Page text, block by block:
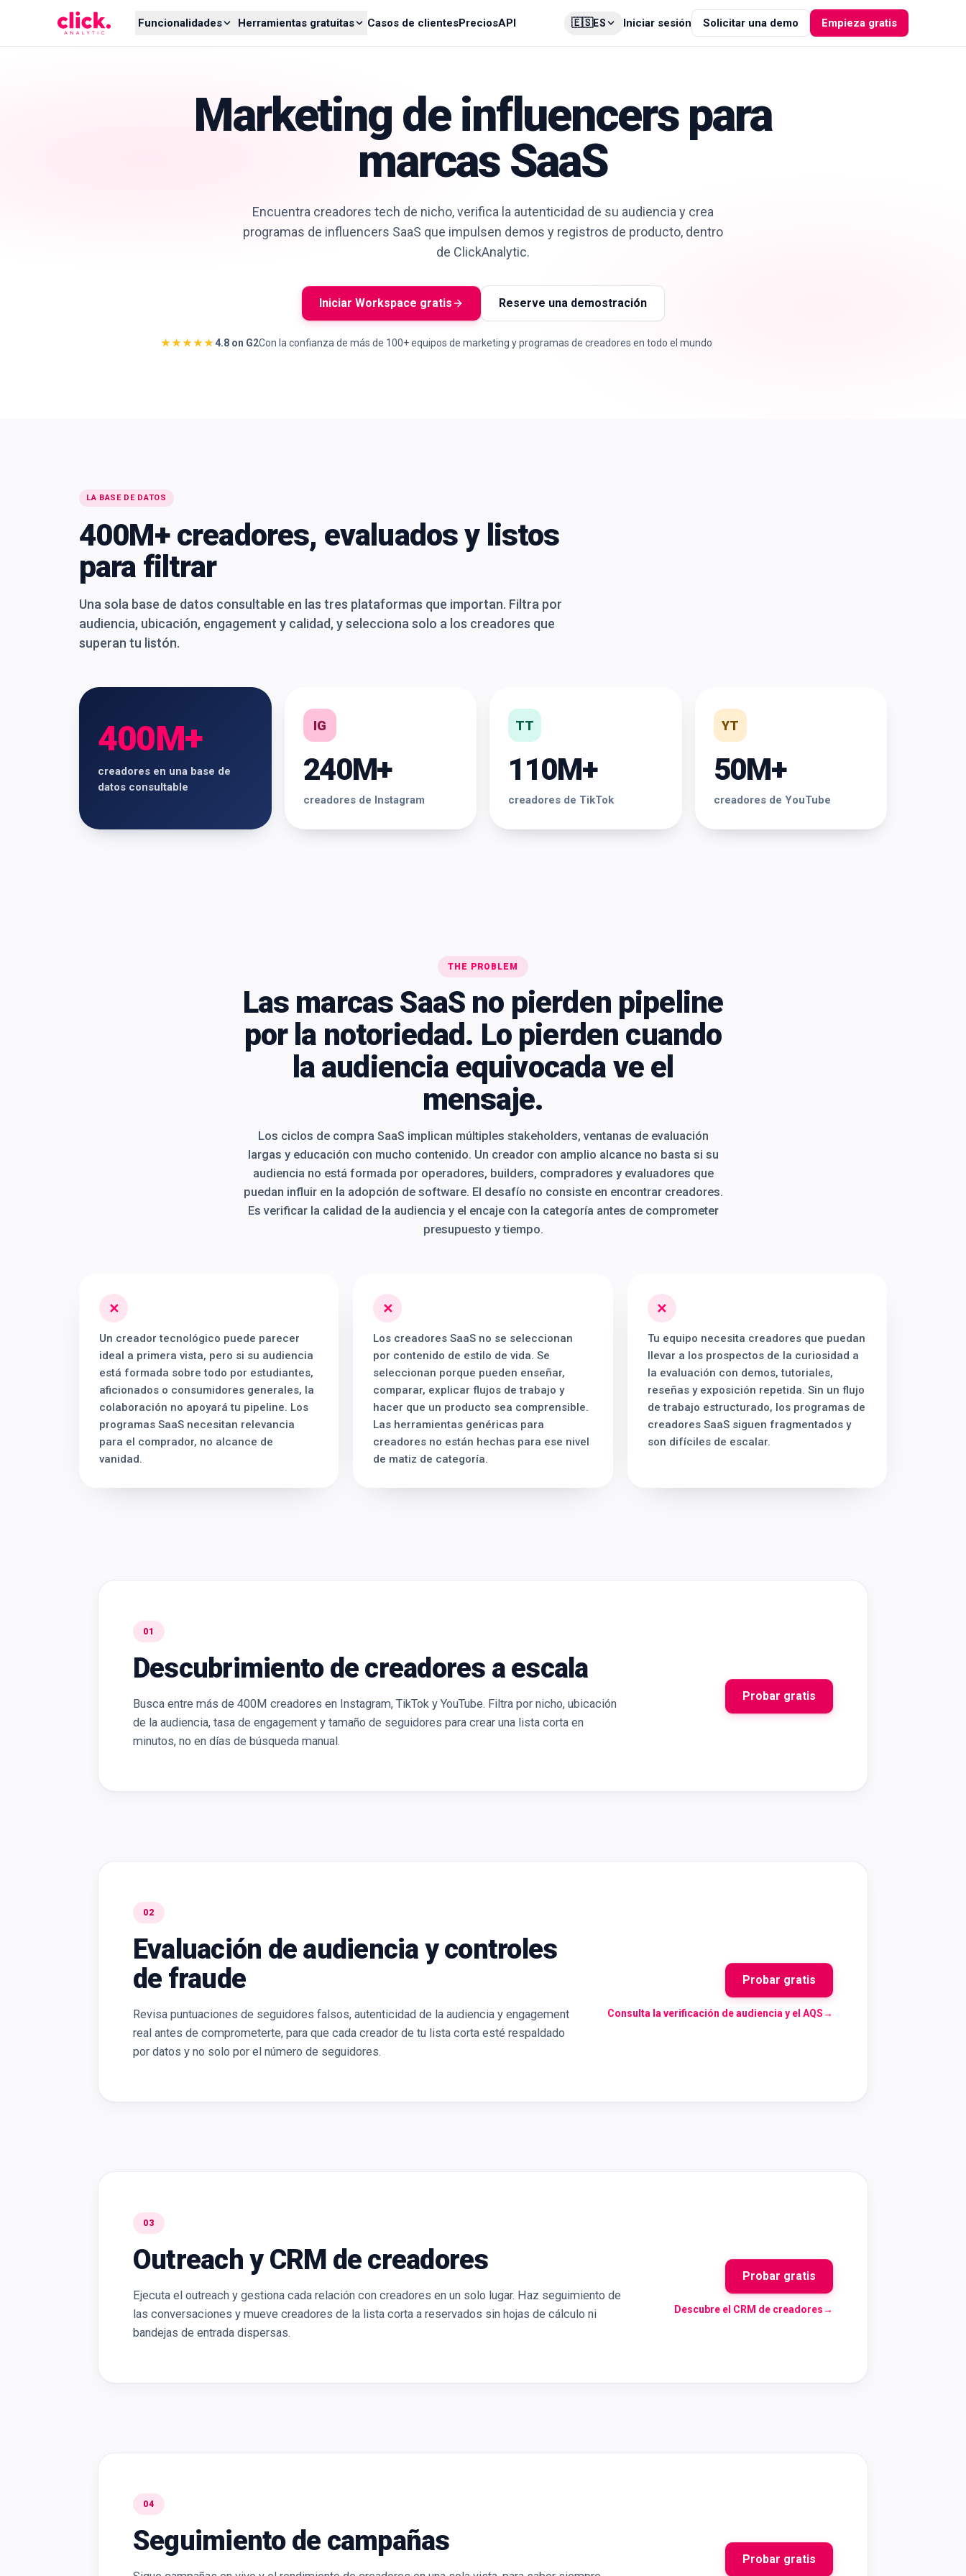
Funcionalidades Herramientas gratuitas Casos de clientesPreciosAPI 🇪🇸ES Iniciar sesión Solicitar una demo Empieza gratis
Marketing de influencers para
marcas SaaS
Encuentra creadores tech de nicho, verifica la autenticidad de su audiencia y crea
programas de influencers SaaS que impulsen demos y registros de producto, dentro
de ClickAnalytic.
Iniciar Workspace gratis Reserve una demostración
★★★★★4.8 on G2Con la confianza de más de 100+ equipos de marketing y programas de creadores en todo el mundo
LA BASE DE DATOS
400M+ creadores, evaluados y listos
para filtrar
Una sola base de datos consultable en las tres plataformas que importan. Filtra por
audiencia, ubicación, engagement y calidad, y selecciona solo a los creadores que
superan tu listón.
400M+
creadores en una base de
datos consultable
IG
240M+
creadores de Instagram
TT
110M+
creadores de TikTok
YT
50M+
creadores de YouTube
THE PROBLEM
Las marcas SaaS no pierden pipeline
por la notoriedad. Lo pierden cuando
la audiencia equivocada ve el
mensaje.
Los ciclos de compra SaaS implican múltiples stakeholders, ventanas de evaluación
largas y educación con mucho contenido. Un creador con amplio alcance no basta si su
audiencia no está formada por operadores, builders, compradores y evaluadores que
puedan influir en la adopción de software. El desafío no consiste en encontrar creadores.
Es verificar la calidad de la audiencia y el encaje con la categoría antes de comprometer
presupuesto y tiempo.
✕
Un creador tecnológico puede parecer
ideal a primera vista, pero si su audiencia
está formada sobre todo por estudiantes,
aficionados o consumidores generales, la
colaboración no apoyará tu pipeline. Los
programas SaaS necesitan relevancia
para el comprador, no alcance de
vanidad.
✕
Los creadores SaaS no se seleccionan
por contenido de estilo de vida. Se
seleccionan porque pueden enseñar,
comparar, explicar flujos de trabajo y
hacer que un producto sea comprensible.
Las herramientas genéricas para
creadores no están hechas para ese nivel
de matiz de categoría.
✕
Tu equipo necesita creadores que puedan
llevar a los prospectos de la curiosidad a
la evaluación con demos, tutoriales,
reseñas y exposición repetida. Sin un flujo
de trabajo estructurado, los programas de
creadores SaaS siguen fragmentados y
son difíciles de escalar.
01
Descubrimiento de creadores a escala
Busca entre más de 400M creadores en Instagram, TikTok y YouTube. Filtra por nicho, ubicación
de la audiencia, tasa de engagement y tamaño de seguidores para crear una lista corta en
minutos, no en días de búsqueda manual.
Probar gratis
02
Evaluación de audiencia y controles
de fraude
Revisa puntuaciones de seguidores falsos, autenticidad de la audiencia y engagement
real antes de comprometerte, para que cada creador de tu lista corta esté respaldado
por datos y no solo por el número de seguidores.
Probar gratis
Consulta la verificación de audiencia y el AQS→
03
Outreach y CRM de creadores
Ejecuta el outreach y gestiona cada relación con creadores en un solo lugar. Haz seguimiento de
las conversaciones y mueve creadores de la lista corta a reservados sin hojas de cálculo ni
bandejas de entrada dispersas.
Probar gratis
Descubre el CRM de creadores→
04
Seguimiento de campañas
Probar gratis